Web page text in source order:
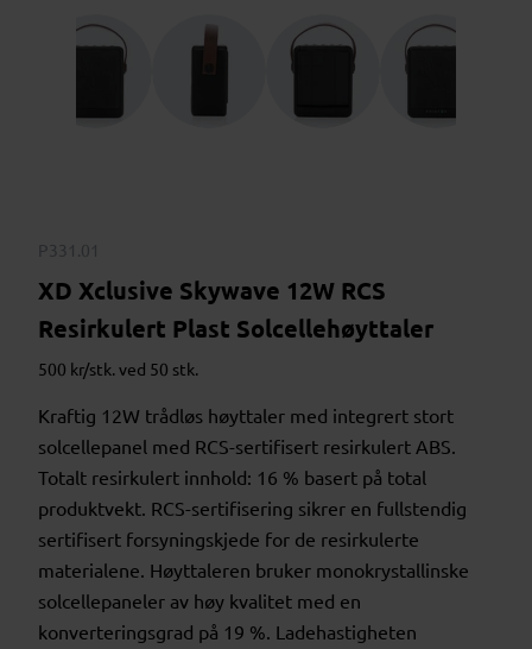
P331.01
XD Xclusive Skywave 12W RCS
Resirkulert Plast Solcellehøyttaler
500 kr/stk. ved 50 stk.
Kraftig 12W trådløs høyttaler med integrert stort
solcellepanel med RCS-sertifisert resirkulert ABS.
Totalt resirkulert innhold: 16 % basert på total
produktvekt. RCS-sertifisering sikrer en fullstendig
sertifisert forsyningskjede for de resirkulerte
materialene. Høyttaleren bruker monokrystallinske
solcellepaneler av høy kvalitet med en
konverteringsgrad på 19 %. Ladehastigheten